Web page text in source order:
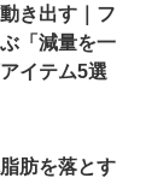
き出す｜フ
「減量を一
イテム5選
肪を落とす